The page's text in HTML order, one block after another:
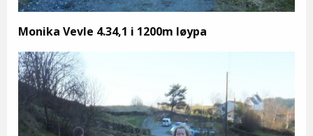
Monika Vevle 4.34,1 i 1200m løypa